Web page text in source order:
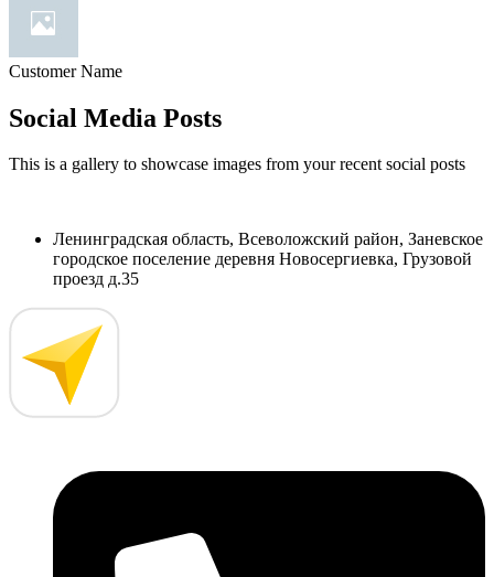
Customer Name
Social Media Posts
This is a gallery to showcase images from your recent social posts
Ленинградская область, Всеволожский район, Заневское
городское поселение деревня Новосергиевка, Грузовой
проезд д.35